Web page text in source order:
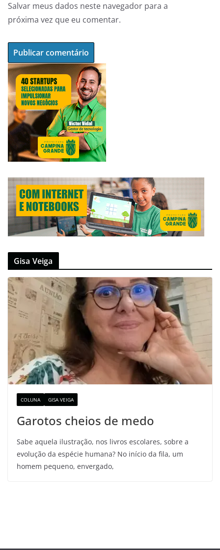
Salvar meus dados neste navegador para a
próxima vez que eu comentar.
Gisa Veiga
COLUNA GISA VEIGA
Garotos cheios de medo
Sabe aquela ilustração, nos livros escolares, sobre a
evolução da espécie humana? No início da fila, um
homem pequeno, envergado,